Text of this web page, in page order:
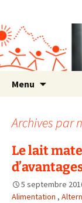
Rhône Alpes
Un
la santé de tous
Menu
Archives par
Le lait
5 septembre
Alimentation ,